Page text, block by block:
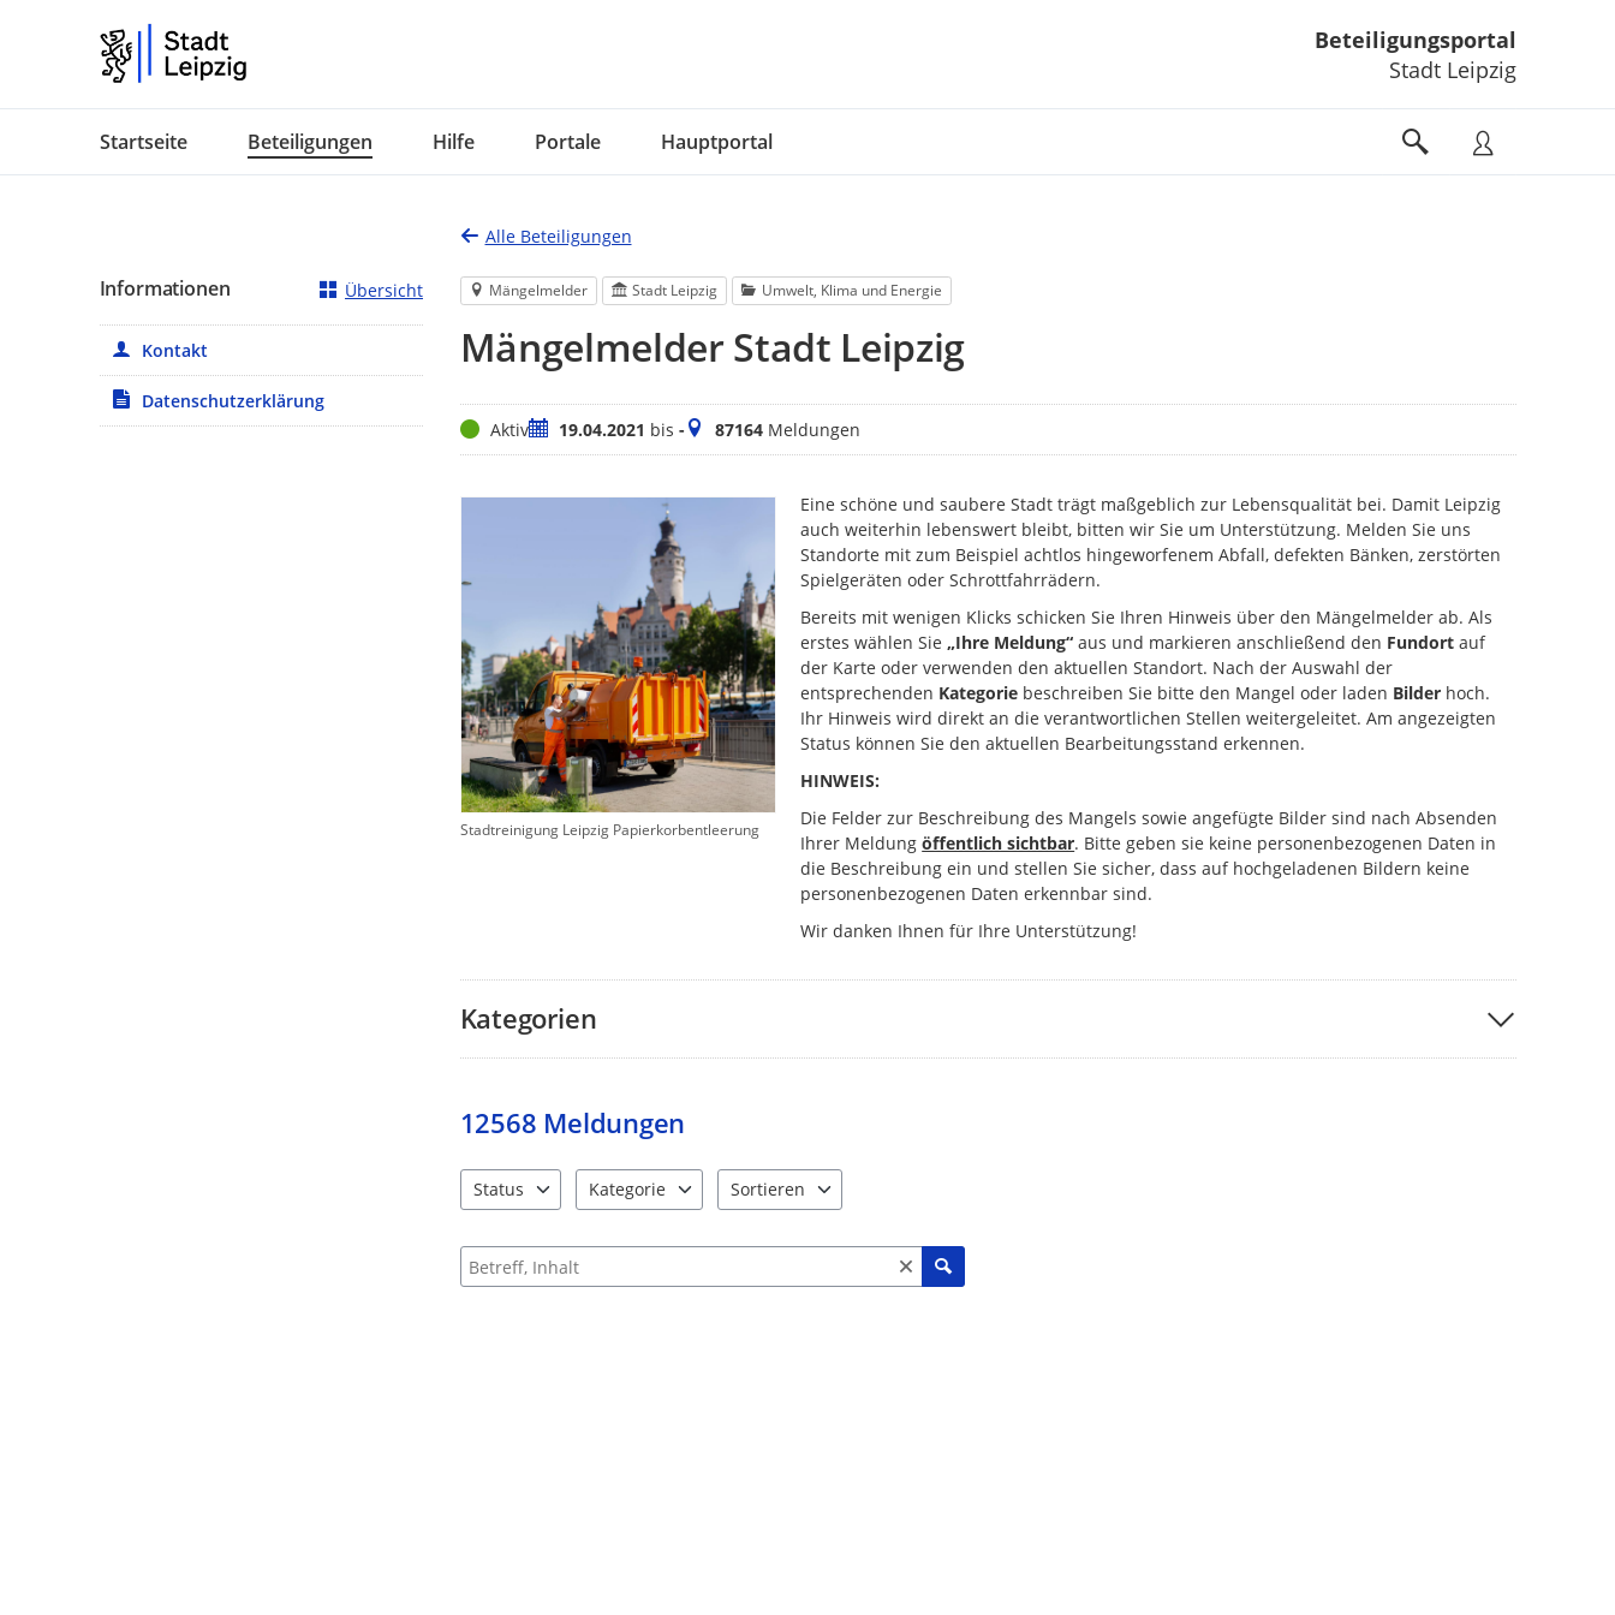
Beteiligungsportal
Stadt Leipzig
Startseite Beteiligungen Hilfe Portale Hauptportal
Alle Beteiligungen
Mängelmelder Stadt Leipzig Umwelt, Klima und Energie
Mängelmelder Stadt Leipzig
StatusAktivZeitraum
19.04.2021 bis -Meldungen
87164Meldungen
Stadtreinigung Leipzig Papierkorbentleerung
Eine schöne und saubere Stadt trägt maßgeblich zur Lebensqualität bei. Damit Leipzig
auch weiterhin lebenswert bleibt, bitten wir Sie um Unterstützung. Melden Sie uns
Standorte mit zum Beispiel achtlos hingeworfenem Abfall, defekten Bänken, zerstörten
Spielgeräten oder Schrottfahrrädern.
Bereits mit wenigen Klicks schicken Sie Ihren Hinweis über den Mängelmelder ab. Als
erstes wählen Sie„Ihre Meldung“ aus und markieren anschließend den Fundort auf
der Karte oder verwenden den aktuellen Standort. Nach der Auswahl der
entsprechenden Kategorie beschreiben Sie bitte den Mangel oder laden Bilder hoch.
Ihr Hinweis wird direkt an die verantwortlichen Stellen weitergeleitet. Am angezeigten
Status können Sie den aktuellen Bearbeitungsstand erkennen.
HINWEIS:
Die Felder zur Beschreibung des Mangels sowie angefügte Bilder sind nach Absenden
Ihrer Meldungöffentlich sichtbar. Bitte geben sie keine personenbezogenen Daten in
die Beschreibung ein und stellen Sie sicher, dass auf hochgeladenen Bildern keine
personenbezogenen Daten erkennbar sind.
Wir danken Ihnen für Ihre Unterstützung!
Kategorien
12568 Meldungen
Status
Kategorie
Sortieren
Suche nach Meldungen und Kommentaren
Informationen Übersicht
Kontakt
Datenschutzerklärung